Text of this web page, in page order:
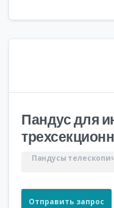
Пандус для
Пандусы
Отправить запрос